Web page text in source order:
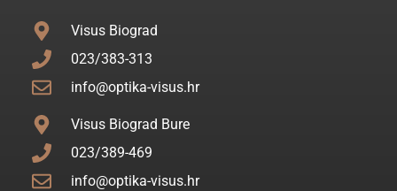
Visus Biograd
023/383-313
info@optika-visus.hr
Visus Biograd Bure
023/389-469
info@optika-visus.hr